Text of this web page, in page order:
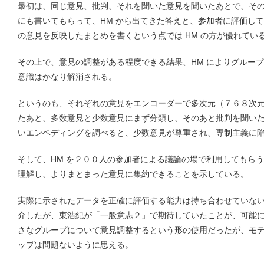
最初は、同じ意見、批判、それを聞いた意見を聞いたあとで、そ
にも書いてもらって、HM から出てきた答えと、参加者に評価し
の意見を反映したまとめを書くという点では HM の方が優れてい
その上で、意見の調整がある程度できる結果、HM によりグルー
意識はかなり解消される。
というのも、それぞれの意見をエンコーダーで多次元（７６８次
たあと、多数意見と少数意見にまず分類し、そのあと批判を聞い
いエンベディングを調べると、少数意見が尊重され、専制主義に
そして、HM を２００人の参加者による議論の場で利用してもら
理解し、よりまとまった意見に集約できることを示している。
実際に示されたデータを正確に評価する能力は持ち合わせていな
介したが、東浩紀が「一般意志２」で期待していたことが、可能
さなグループについて意見調整するという形の使用だったが、モ
ップは問題ないように思える。